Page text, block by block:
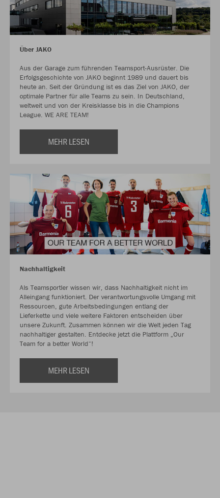
Über JAKO
Aus der Garage zum führenden Teamsport-Ausrüster. Die
Erfolgsgeschichte von JAKO beginnt 1989 und dauert bis
heute an. Seit der Gründung ist es das Ziel von JAKO, der
optimale Partner für alle Teams zu sein. In Deutschland,
weltweit und von der Kreisklasse bis in die Champions
League. WE ARE TEAM!
MEHR LESEN
Nachhaltigkeit
Als Teamsportler wissen wir, dass Nachhaltigkeit nicht im
Alleingang funktioniert. Der verantwortungsvolle Umgang mit
Ressourcen, gute Arbeitsbedingungen entlang der
Lieferkette und viele weitere Faktoren entscheiden über
unsere Zukunft. Zusammen können wir die Welt jeden Tag
nachhaltiger gestalten. Entdecke jetzt die Plattform „Our
Team for a better World“!
MEHR LESEN